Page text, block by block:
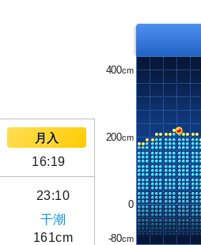
月入
16:19
23:10
干潮
161cm
400
200
0
-80